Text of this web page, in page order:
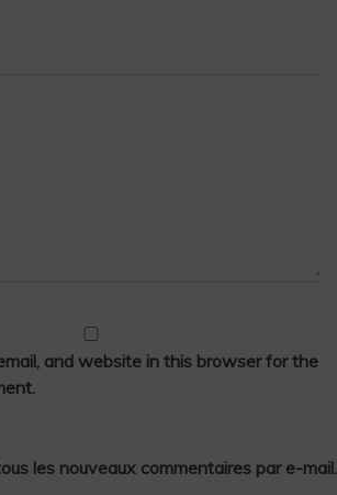
and website in this browser for the
les nouveaux commentaires par e-mail.